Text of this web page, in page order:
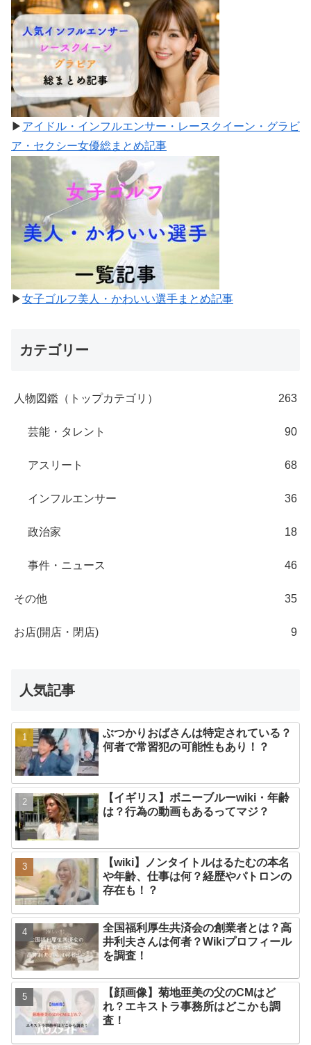
▶ アイドル・インフルエンサー・レースクイーン・グラビ
ア・セクシー女優総まとめ記事
▶女子ゴルフ美人・かわいい選手まとめ記事
カテゴリー
人物図鑑（トップカテゴリ） 263
芸能・タレント 90
アスリート 68
インフルエンサー 36
政治家 18
事件・ニュース 46
その他 35
お店(開店・閉店) 9
人気記事
ぶつかりおばさんは特定されている？
何者で常習犯の可能性もあり！？
【イギリス】ボニーブルーwiki・年齢
は？行為の動画もあるってマジ？
【wiki】ノンタイトルはるたむの本名
や年齢、仕事は何？経歴やパトロンの
存在も！？
全国福利厚生共済会の創業者とは？高
井利夫さんは何者？Wikiプロフィール
を調査！
【顔画像】菊地亜美の父のCMはど
れ？エキストラ事務所はどこかも調
査！